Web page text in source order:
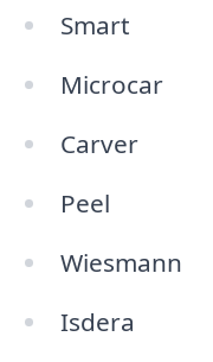
Smart
Microcar
Carver
Peel
Wiesmann
Isdera